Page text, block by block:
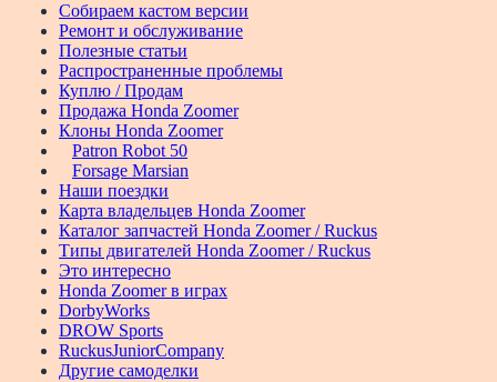
Собираем кастом версии
Ремонт и обслуживание
Полезные статьи
Распространенные проблемы
Куплю / Продам
Продажа Honda Zoomer
Клоны Honda Zoomer
Patron Robot 50
Forsage Marsian
Наши поездки
Карта владельцев Honda Zoomer
Каталог запчастей Honda Zoomer / Ruckus
Типы двигателей Honda Zoomer / Ruckus
Это интересно
Honda Zoomer в играх
DorbyWorks
DROW Sports
RuckusJuniorCompany
Другие самоделки